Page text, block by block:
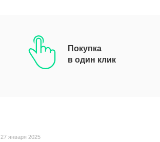
Покупка
в один клик
27 января 2025